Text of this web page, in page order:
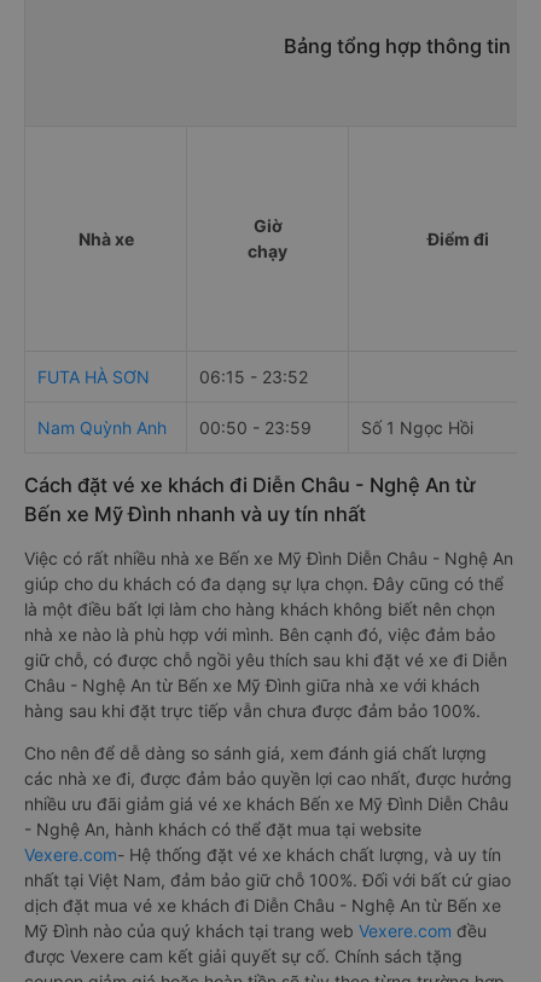
Bảng tổng hợp thông tin
Nhà xe
Giờ
chạy
Điểm đi
FUTA HÀ SƠN 06:15 - 23:52
Nam Quỳnh Anh 00:50 - 23:59 Số 1 Ngọc Hồi
Cách đặt vé xe khách đi Diễn Châu - Nghệ An từ
Bến xe Mỹ Đình nhanh và uy tín nhất
Việc có rất nhiều nhà xe Bến xe Mỹ Đình Diễn Châu - Nghệ An
giúp cho du khách có đa dạng sự lựa chọn. Đây cũng có thể
là một điều bất lợi làm cho hàng khách không biết nên chọn
nhà xe nào là phù hợp với mình. Bên cạnh đó, việc đảm bảo
giữ chỗ, có được chỗ ngồi yêu thích sau khi đặt vé xe đi Diễn
Châu - Nghệ An từ Bến xe Mỹ Đình giữa nhà xe với khách
hàng sau khi đặt trực tiếp vẫn chưa được đảm bảo 100%.
Cho nên để dễ dàng so sánh giá, xem đánh giá chất lượng
các nhà xe đi, được đảm bảo quyền lợi cao nhất, được hưởng
nhiều ưu đãi giảm giá vé xe khách Bến xe Mỹ Đình Diễn Châu
- Nghệ An, hành khách có thể đặt mua tại website
Vexere.com- Hệ thống đặt vé xe khách chất lượng, và uy tín
nhất tại Việt Nam, đảm bảo giữ chỗ 100%. Đối với bất cứ giao
dịch đặt mua vé xe khách đi Diễn Châu - Nghệ An từ Bến xe
Mỹ Đình nào của quý khách tại trang web Vexere.com đều
được Vexere cam kết giải quyết sự cố. Chính sách tặng